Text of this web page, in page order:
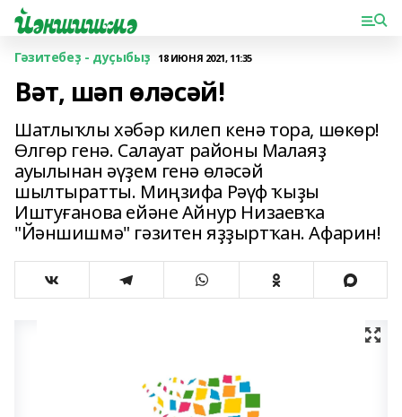
Гәзитебеҙ - дуҫыбыҙ 18 ИЮНЯ 2021, 11:35
Вәт, шәп өләсәй!
Шатлыҡлы хәбәр килеп кенә тора, шөкөр!
Өлгөр генә. Салауат районы Малаяҙ
ауылынан әүҙем генә өләсәй
шылтыратты. Миңзифа Рәүф ҡыҙы
Иштуғанова ейәне Айнур Низаевҡа
"Йәншишмә" гәзитен яҙҙыртҡан. Афарин!